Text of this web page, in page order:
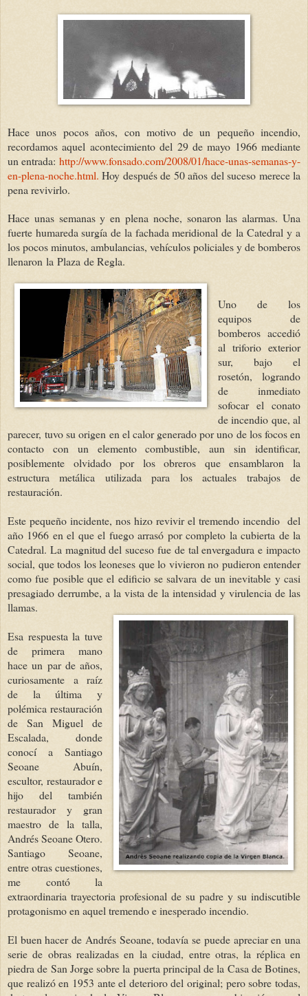
Hace unos pocos años, con motivo de un pequeño incendio,
recordamos aquel acontecimiento del 29 de mayo 1966 mediante
un entrada: http://www.fonsado.com/2008/01/hace-unas-semanas-y-
en-plena-noche.html. Hoy después de 50 años del suceso merece la
pena revivirlo.
Hace unas semanas y en plena noche, sonaron las alarmas. Una
fuerte humareda surgía de la fachada meridional de la Catedral y a
los pocos minutos, ambulancias, vehículos policiales y de bomberos
llenaron la Plaza de Regla.
Uno de los
equipos de
bomberos accedió
al triforio exterior
sur, bajo el
rosetón, logrando
de inmediato
sofocar el conato
de incendio que, al
parecer, tuvo su origen en el calor generado por uno de los focos en
contacto con un elemento combustible, aun sin identificar,
posiblemente olvidado por los obreros que ensamblaron la
estructura metálica utilizada para los actuales trabajos de
restauración.
Este pequeño incidente, nos hizo revivir el tremendo incendio del
año 1966 en el que el fuego arrasó por completo la cubierta de la
Catedral. La magnitud del suceso fue de tal envergadura e impacto
social, que todos los leoneses que lo vivieron no pudieron entender
como fue posible que el edificio se salvara de un inevitable y casi
presagiado derrumbe, a la vista de la intensidad y virulencia de las
llamas.
Esa respuesta la tuve
de primera mano
hace un par de años,
curiosamente a raíz
de la última y
polémica restauración
de San Miguel de
Escalada, donde
conocí a Santiago
Seoane Abuín,
escultor, restaurador e
hijo del también
restaurador y gran
maestro de la talla,
Andrés Seoane Otero.
Santiago Seoane,
entre otras cuestiones,
me contó la
extraordinaria trayectoria profesional de su padre y su indiscutible
protagonismo en aquel tremendo e inesperado incendio.
El buen hacer de Andrés Seoane, todavía se puede apreciar en una
serie de obras realizadas en la ciudad, entre otras, la réplica en
piedra de San Jorge sobre la puerta principal de la Casa de Botines,
que realizó en 1953 ante el deterioro del original; pero sobre todas,